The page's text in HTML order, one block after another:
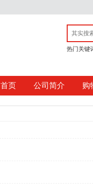
热门关键
首页 公司简介 购